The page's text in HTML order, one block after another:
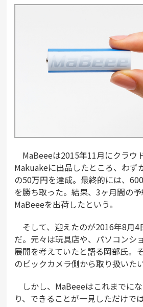
MaBeeeは2015年11月にクラウ
Makuakeに出品したところ、わず
の50万円を達成。最終的には、
を勝ち取った。結果、3ヶ月間の
MaBeeeを出荷したという。
そして、迎えたのが2016年8月4
だ。元々は玩具店や、パソコンシ
展開を考えていたと語る岡部氏。
のビックカメラ側から取り扱いた
しかし、MaBeeeはこれまでに
り、できることが一見しただけで